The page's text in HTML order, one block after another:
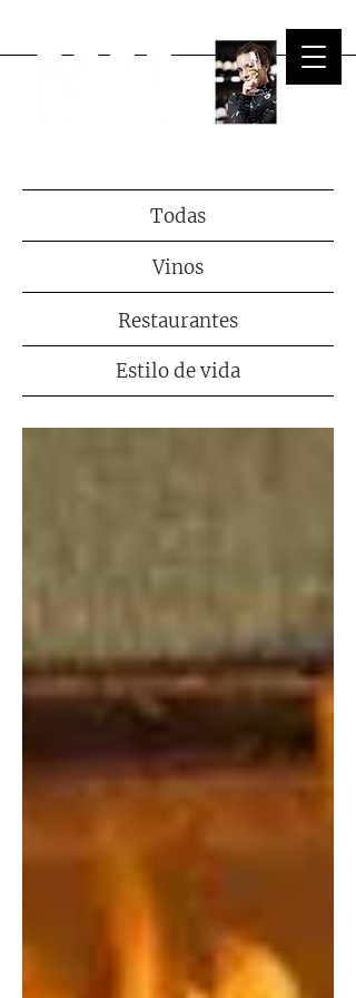
Todas
Vinos
Restaurantes
Estilo de vida